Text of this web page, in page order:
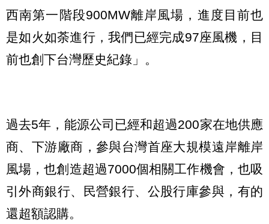
西南第一階段900MW離岸風場，進度目前也
是如火如荼進行，我們已經完成97座風機，目
前也創下台灣歷史紀錄」。
過去5年，能源公司已經和超過200家在地供應
商、下游廠商，參與台灣首座大規模遠岸離岸
風場，也創造超過7000個相關工作機會，也吸
引外商銀行、民營銀行、公股行庫參與，有的
還超額認購。